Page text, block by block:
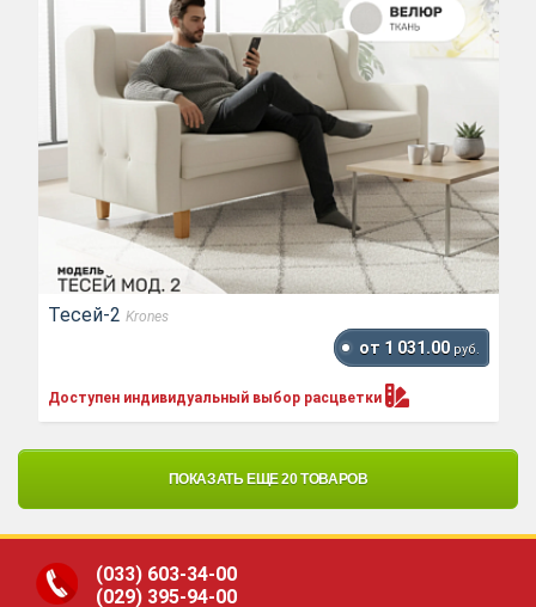
Тесей-2 Krones
от 1 031.00 руб.
Доступен индивидуальный выбор расцветки
ПОКАЗАТЬ ЕЩЕ 20 ТОВАРОВ
(033) 603-34-00
(029) 395-94-00